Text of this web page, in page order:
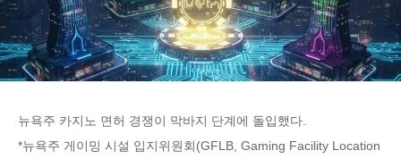
뉴욕주 카지노 면허 경쟁이 막바지 단계에 돌입했다.
*뉴욕주 게이밍 시설 입지위원회(GFLB, Gaming Facility Location